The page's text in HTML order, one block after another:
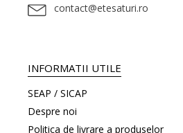
contact@etesaturi.ro
INFORMATII UTILE
SEAP / SICAP
Despre noi
Politica de livrare a produselor